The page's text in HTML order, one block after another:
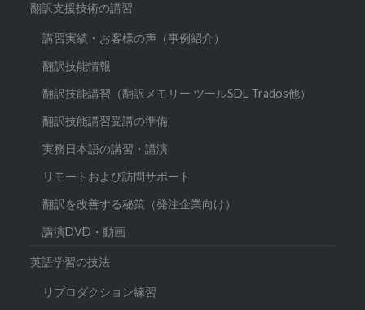
翻訳支援技術の講習
講習実績・お客様の声（事例紹介）
翻訳技能情報
翻訳技能講習（翻訳メモリー ツールSDL Trados他）
翻訳技能講習受講の準備
実務日本語の講習・講演
リモートおよび訪問サポート
翻訳を改善する秘策（発注企業向け）
講演DVD・動画
英語学習の技法
リプロダクション練習